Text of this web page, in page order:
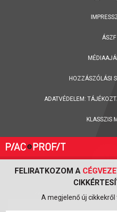
FELIRATKOZOM A
A megjelenő új
ÁSZF
HOZZÁSZÓLÁSI
ADATVÉDELEM:
KLASSZIS
FELIRATKOZÁS A PIAC & PROFIT